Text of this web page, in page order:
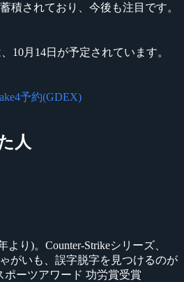
積されており、今後も注目です。
10月14日が予定されています。
予約(GDEX)
人
より)。Counter-Strikeシリーズ、
がいも、誤字脱字を見つけるのが
ポーツアワード 功労賞受賞